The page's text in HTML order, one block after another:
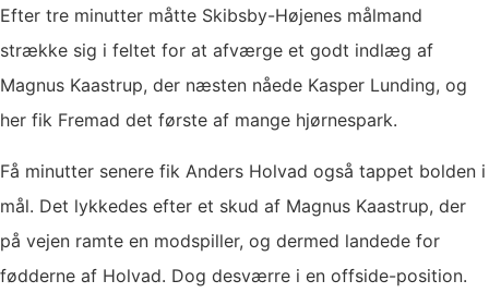
Efter tre minutter måtte Skibsby-Højenes målmand
strække sig i feltet for at afværge et godt indlæg af
Magnus Kaastrup, der næsten nåede Kasper Lunding, og
her fik Fremad det første af mange hjørnespark.
Få minutter senere fik Anders Holvad også tappet bolden i
mål. Det lykkedes efter et skud af Magnus Kaastrup, der
på vejen ramte en modspiller, og dermed landede for
fødderne af Holvad. Dog desværre i en offside-position.